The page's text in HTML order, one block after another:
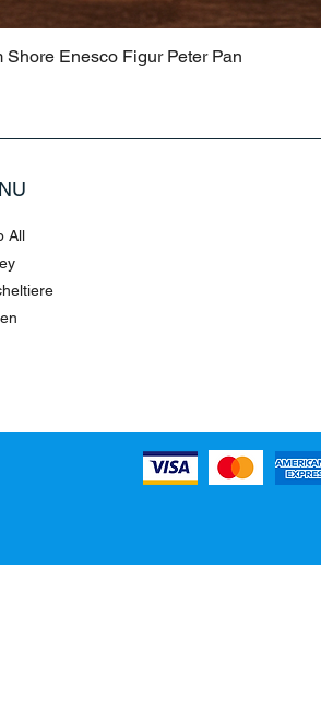
Enesco Figur Peter Pan
All